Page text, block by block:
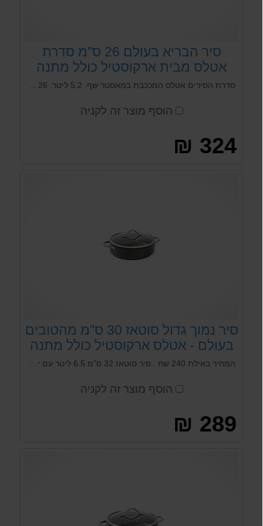
סיר הבריא בעולם 26 ס"מ סדרת
אטלס מבית ארקוסטיל כולל מתנה
הוסף מוצר זה לקניה
324 ₪
סיר נמוך גדול סוטאז 30 ס"מ מהטובים
בעולם - אטלס ארקוסטיל כולל מתנה
הוסף מוצר זה לקניה
289 ₪